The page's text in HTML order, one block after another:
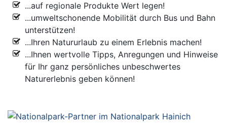
...auf regionale Produkte Wert legen!
...umweltschonende Mobilität durch Bus und Bahn
unterstützen!
...Ihren Natururlaub zu einem Erlebnis machen!
...Ihnen wertvolle Tipps, Anregungen und Hinweise
für Ihr ganz persönliches unbeschwertes
Naturerlebnis geben können!